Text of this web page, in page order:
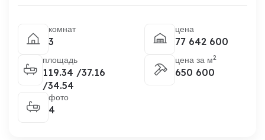
комнат
3
площадь
119.34 /37.16
/34.54
цена
77 642 600
цена за м2
650 600
фото
4